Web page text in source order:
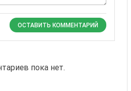
ОСТАВИТЬ КОММЕНТАРИЙ
пока нет.